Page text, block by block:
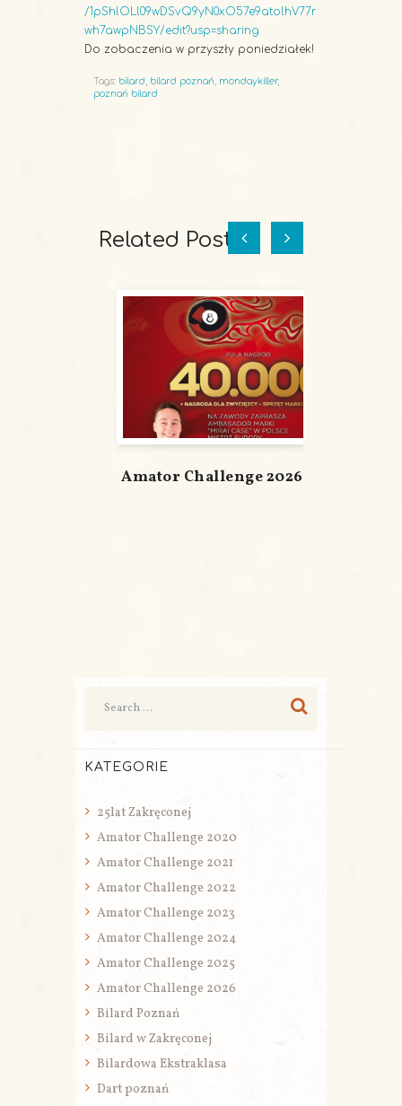
/1pShlOLl09wDSvQ9yN0xO57e9atolhV77r
wh7awpNBSY/edit?usp=sharing
Do zobaczenia w przyszły poniedziałek!
Tags: bilard bilard poznań mondaykiller,
poznań bilard
Related Posts
Amator Challenge 2026
KATEGORIE
25lat Zakręconej
Amator Challenge 2020
Amator Challenge 2021
Amator Challenge 2022
Amator Challenge 2023
Amator Challenge 2024
Amator Challenge 2025
Amator Challenge 2026
Bilard Poznań
Bilard w Zakręconej
Bilardowa Ekstraklasa
Dart poznań